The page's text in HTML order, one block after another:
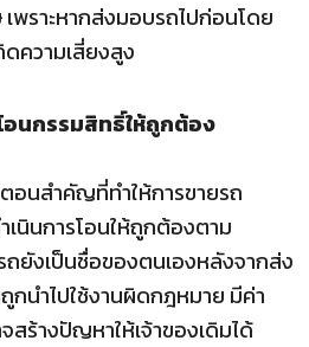
เพราะหากส่งมอบรถไปก่อนโดย
ดความเสี่ยงสูง
อนกรรมสิทธิ์ให้ถูกต้อง
อนสำคัญที่ทำให้การขายรถ
นินการโอนให้ถูกต้องตาม
ยังเป็นชื่อของตนเองหลังจากส่ง
กนำไปใช้งานผิดกฎหมาย มีค่า
สร้างปัญหาให้เจ้าของเดิมได้